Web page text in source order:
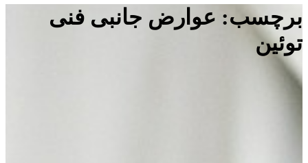
برچسب: عوارض جانبی فنی
توئین